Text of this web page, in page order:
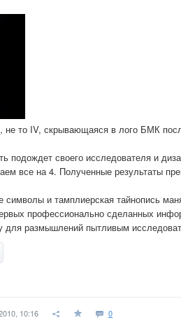
не то IV, скрывающаяся в лого БМК
подождет своего исследователя и
все на 4. Полученные результаты
символы и тамплиерская тайнопись
профессионально сделанных
для размышлений пытливым
10:16 0